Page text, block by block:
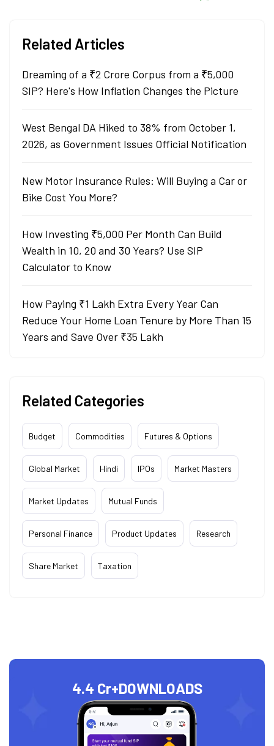
Related Articles
Dreaming of a ₹2 Crore Corpus from a ₹5,000
SIP? Here's How Inflation Changes the Picture
West Bengal DA Hiked to 38% from October 1,
2026, as Government Issues Official Notification
New Motor Insurance Rules: Will Buying a Car or
Bike Cost You More?
How Investing ₹5,000 Per Month Can Build
Wealth in 10, 20 and 30 Years? Use SIP
Calculator to Know
How Paying ₹1 Lakh Extra Every Year Can
Reduce Your Home Loan Tenure by More Than 15
Years and Save Over ₹35 Lakh
Related Categories
Budget Commodities Futures & Options
Global Market Hindi IPOs Market Masters
Market Updates Mutual Funds
Personal Finance Product Updates Research
Share Market Taxation
4.4 Cr+DOWNLOADS